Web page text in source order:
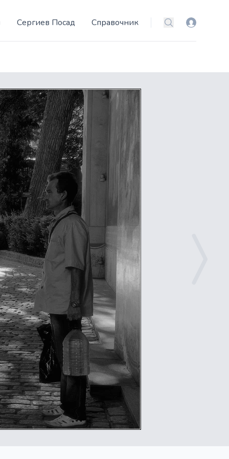
Сергиев Посад Справочник Поиск Вход